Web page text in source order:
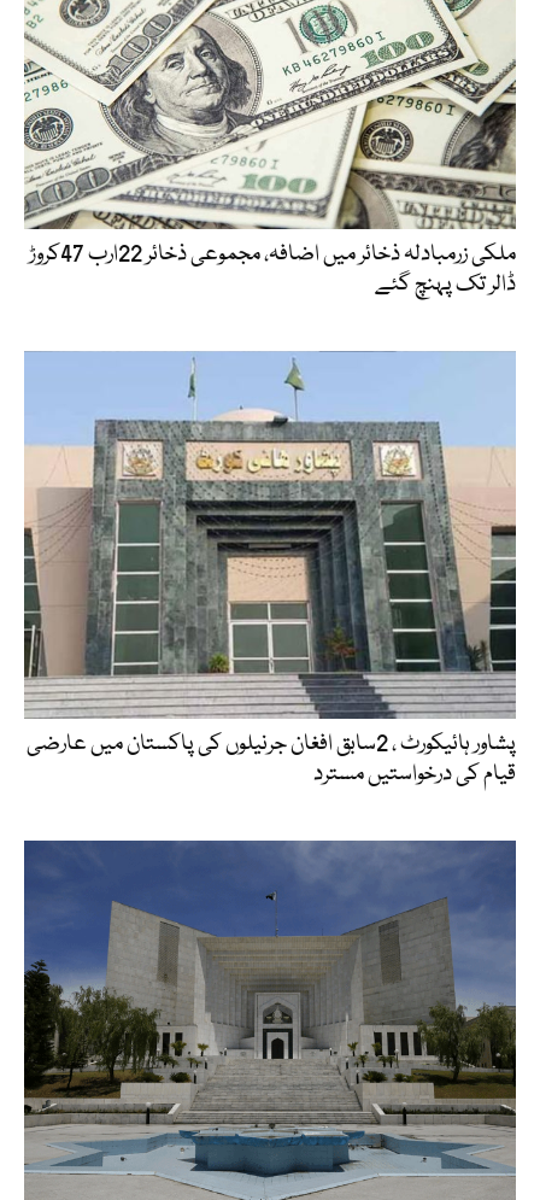
ملکی زرمبادلہ ذخائر میں اضافہ، مجموعی ذخائر 22ارب 47کروڑ
ڈالر تک پہنچ گئے
پشاور ہائیکورٹ ، 2سابق افغان جرنیلوں کی پاکستان میں عارضی
قیام کی درخواستیں مسترد